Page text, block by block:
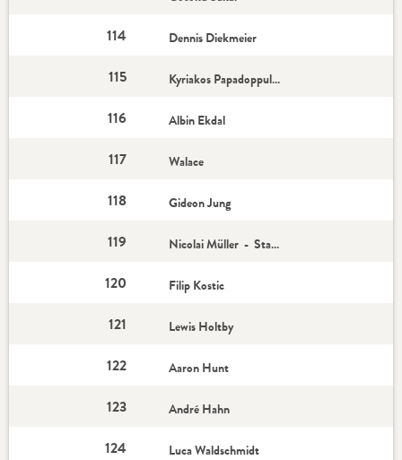
114 Dennis Diekmeier
115 Kyriakos Papadoppulos
116 Albin Ekdal
117 Walace
118 Gideon Jung
119 Nicolai Müller - Star-Spieler
120 Filip Kostic
121 Lewis Holtby
122 Aaron Hunt
123 André Hahn
124 Luca Waldschmidt